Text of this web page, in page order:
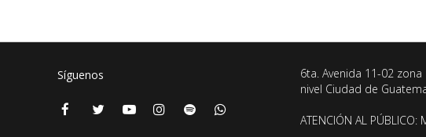
Síguenos
6ta. Avenida 11-02
nivel Ciudad de
ATENCIÓN AL